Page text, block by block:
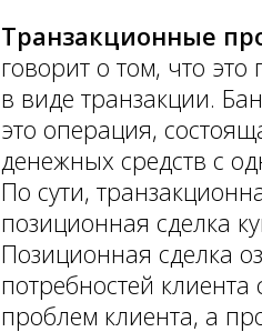
Транзакционные
говорит о том, что
в виде транзакции.
это операция,
денежных средств с
По сути,
позиционная сделка
Позиционная сделка
потребностей
проблем клиента, а